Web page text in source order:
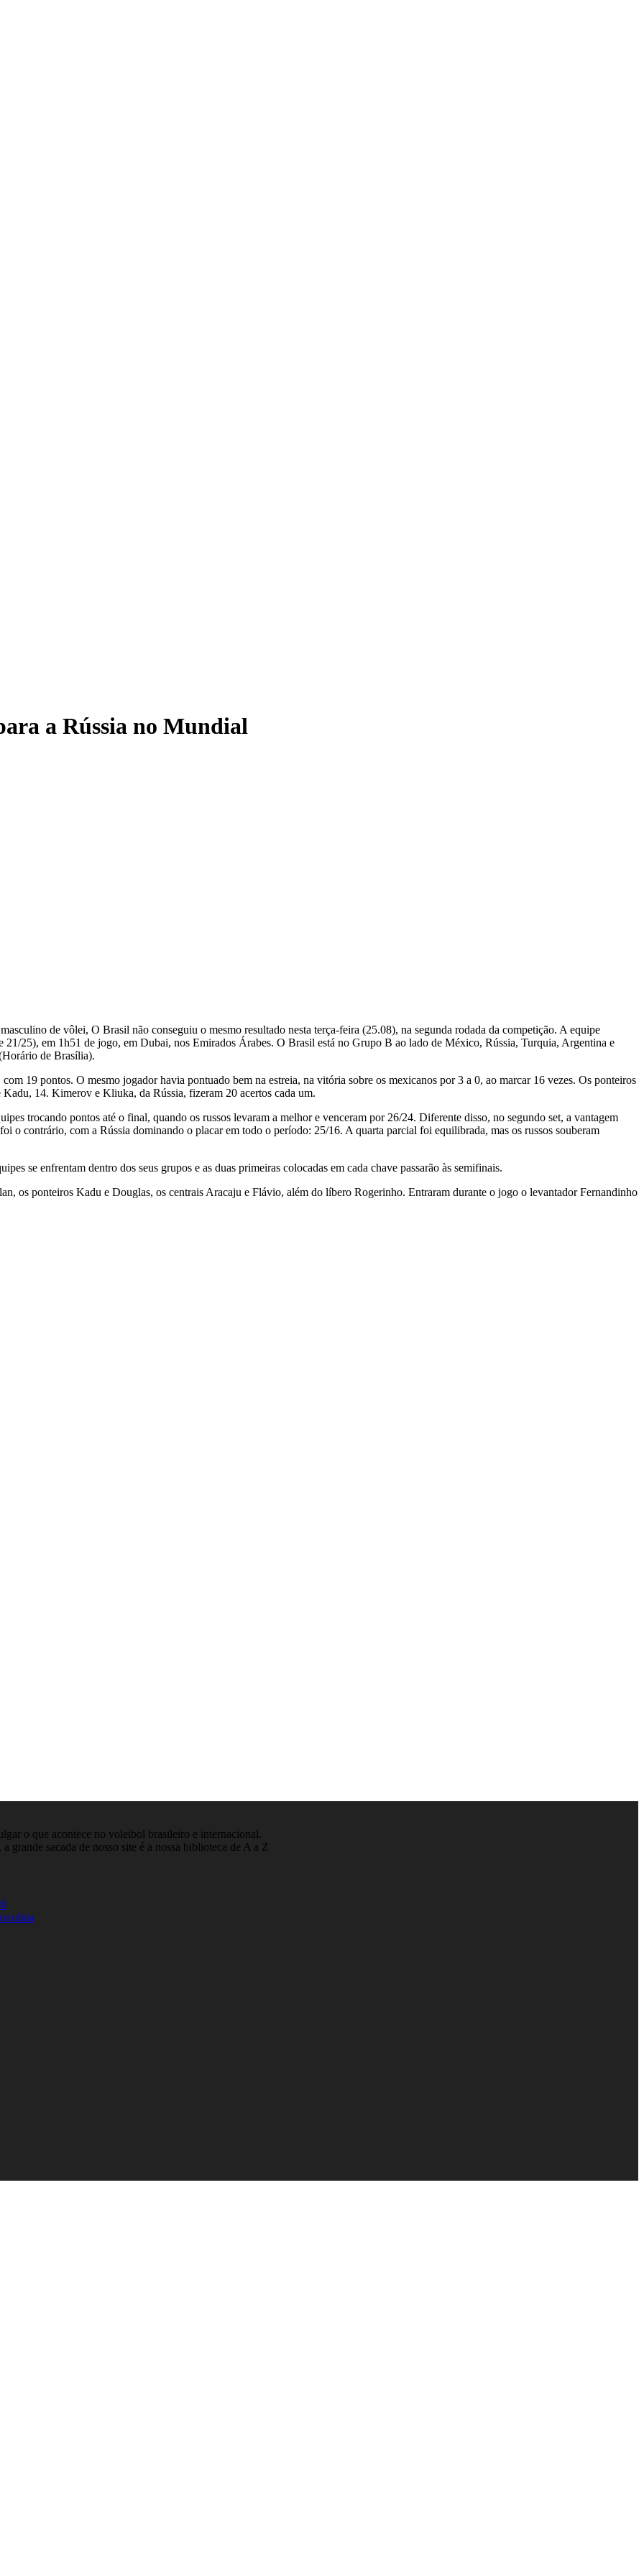
a Rússia no Mundial
de vôlei, O Brasil não conseguiu o mesmo resultado nesta terça-feira (25.08), na segunda rodada da competição. A equipe
21/25), em 1h51 de jogo, em Dubai, nos Emirados Árabes. O Brasil está no Grupo B ao lado de México, Rússia, Turquia, Argentina e
de Brasília).
19 pontos. O mesmo jogador havia pontuado bem na estreia, na vitória sobre os mexicanos por 3 a 0, ao marcar 16 vezes. Os ponteiros
14. Kimerov e Kliuka, da Rússia, fizeram 20 acertos cada um.
trocando pontos até o final, quando os russos levaram a melhor e venceram por 26/24. Diferente disso, no segundo set, a vantagem
o contrário, com a Rússia dominando o placar em todo o período: 25/16. A quarta parcial foi equilibrada, mas os russos souberam
se enfrentam dentro dos seus grupos e as duas primeiras colocadas em cada chave passarão às semifinais.
os ponteiros Kadu e Douglas, os centrais Aracaju e Flávio, além do líbero Rogerinho. Entraram durante o jogo o levantador Fernandinho
o que acontece no voleibol brasileiro e internacional.
grande sacada de nosso site é a nossa biblioteca de A a Z